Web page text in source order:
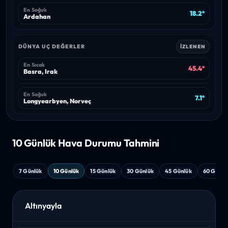
En Soğuk
Ardahan 18.2°
DÜNYA UÇ DEĞERLER İZLENEN
En Sıcak
Basra, Irak 45.4°
En Soğuk
Longyearbyen, Norveç 7.1°
10 Günlük Hava Durumu Tahmini
7 Günlük 10 Günlük 15 Günlük 30 Günlük 45 Günlük 60
Altınyayla